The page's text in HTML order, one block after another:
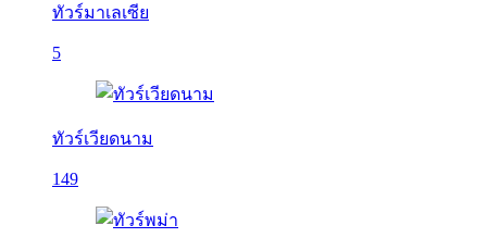
ทัวร์มาเลเซีย
5
ทัวร์เวียดนาม
149